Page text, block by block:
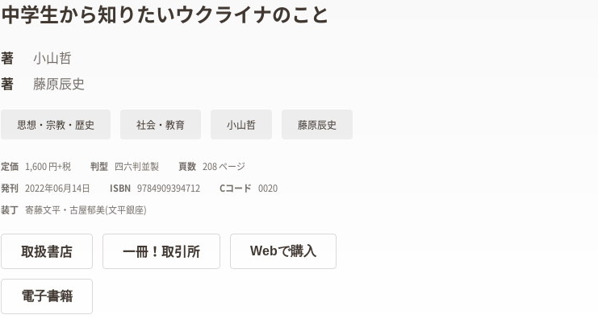
中学生から知りたいウクライナのこと
著
小山哲
著
藤原辰史
思想・宗教・歴史 社会・教育 小山哲 藤原辰史
定価 1,600 円+税 判型 四六判並製 頁数 208 ページ
発刊 2022年06月14日 ISBN 9784909394712 Cコード 0020
装丁 寄藤文平・古屋郁美(文平銀座)
取扱書店 一冊！取引所 Webで購入
電子書籍